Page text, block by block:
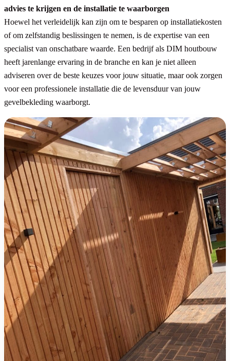
advies te krijgen en de installatie te waarborgen
Hoewel het verleidelijk kan zijn om te besparen op installatiekosten
of om zelfstandig beslissingen te nemen, is de expertise van een
specialist van onschatbare waarde. Een bedrijf als DIM houtbouw
heeft jarenlange ervaring in de branche en kan je niet alleen
adviseren over de beste keuzes voor jouw situatie, maar ook zorgen
voor een professionele installatie die de levensduur van jouw
gevelbekleding waarborgt.